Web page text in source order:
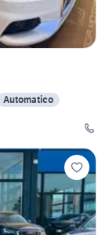
Automatico